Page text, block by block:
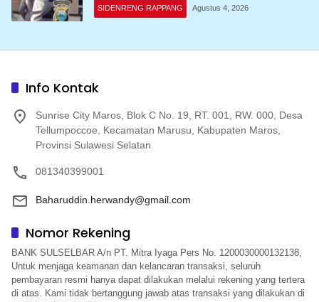
SIDENRENG RAPPANG Agustus 4, 2026
Info Kontak
Sunrise City Maros, Blok C No. 19, RT. 001, RW. 000, Desa
Tellumpoccoe, Kecamatan Marusu, Kabupaten Maros,
Provinsi Sulawesi Selatan
081340399001
Baharuddin.herwandy@gmail.com
Nomor Rekening
BANK SULSELBAR A/n PT. Mitra Iyaga Pers No. 1200030000132138,
Untuk menjaga keamanan dan kelancaran transaksi, seluruh
pembayaran resmi hanya dapat dilakukan melalui rekening yang tertera
di atas. Kami tidak bertanggung jawab atas transaksi yang dilakukan di